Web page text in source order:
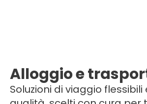
Alloggio e
Soluzioni di viaggio